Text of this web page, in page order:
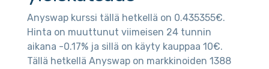
Anyswap kurssi tällä hetkellä on 0.435355€.
Hinta on muuttunut viimeisen 24 tunnin
aikana -0.17% ja sillä on käyty kauppaa 10€.
Tällä hetkellä Anyswap on markkinoiden 1388